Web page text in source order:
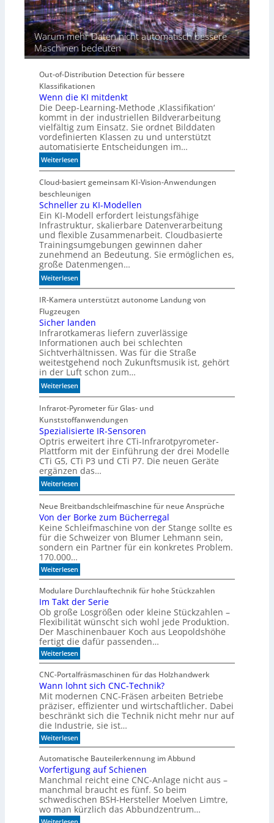
Warum mehr Daten nicht automatisch bessere
Maschinen bedeuten
Out-of-Distribution Detection für bessere
Klassifikationen
Wenn die KI mitdenkt
Die Deep-Learning-Methode ‚Klassifikation‘
kommt in der industriellen Bildverarbeitung
vielfältig zum Einsatz. Sie ordnet Bilddaten
vordefinierten Klassen zu und unterstützt
automatisierte Entscheidungen im…
Weiterlesen:
W
e
n
n
d
i
e
K
I
m
i
t
d
e
n
k
t
Cloud-basiert gemeinsam KI-Vision-Anwendungen
beschleunigen
Schneller zu KI-Modellen
Ein KI-Modell erfordert leistungsfähige
Infrastruktur, skalierbare Datenverarbeitung
und flexible Zusammenarbeit. Cloudbasierte
Trainingsumgebungen gewinnen daher
zunehmend an Bedeutung. Sie ermöglichen es,
große Datenmengen…
Weiterlesen:
S
c
h
n
e
l
l
e
r
z
u
K
I
-
M
o
d
e
l
l
e
n
IR-Kamera unterstützt autonome Landung von
Flugzeugen
Sicher landen
Infrarotkameras liefern zuverlässige
Informationen auch bei schlechten
Sichtverhältnissen. Was für die Straße
weitestgehend noch Zukunftsmusik ist, gehört
in der Luft schon zum…
Weiterlesen:
S
i
c
h
e
r
l
a
n
d
e
n
Infrarot-Pyrometer für Glas- und
Kunststoffanwendungen
Spezialisierte IR-Sensoren
Optris erweitert ihre CTi-Infrarotpyrometer-
Plattform mit der Einführung der drei Modelle
CTi G5, CTi P3 und CTi P7. Die neuen Geräte
ergänzen das…
Weiterlesen:
S
p
e
z
a
i
s
i
e
t
e
I
R
-
e
n
s
o
r
e
n
Neue Breitbandschleifmaschine für neue Ansprüche
Von der Borke zum Bücherregal
Keine Schleifmaschine von der Stange sollte es
für die Schweizer von Blumer Lehmann sein,
sondern ein Partner für ein konkretes Problem.
170.000…
Weiterlesen:
V
n
d
e
r
B
o
r
k
e
z
u
m
B
ü
c
h
e
r
r
e
a
l
Modulare Durchlauftechnik für hohe Stückzahlen
Im Takt der Serie
Ob große Losgrößen oder kleine Stückzahlen –
Flexibilität wünscht sich wohl jede Produktion.
Der Maschinenbauer Koch aus Leopoldshöhe
fertigt die dafür passenden…
Weiterlesen:
I
m
T
a
k
t
d
e
r
S
e
r
i
e
CNC-Portalfräsmaschinen für das Holzhandwerk
Wann lohnt sich CNC-Technik?
Mit modernen CNC-Fräsen arbeiten Betriebe
präziser, effizienter und wirtschaftlicher. Dabei
beschränkt sich die Technik nicht mehr nur auf
die Industrie, sie ist…
Weiterlesen:
W
a
n
n
l
o
h
n
t
Automatische Bauteilerkennung im Abbund
Vorfertigung auf Schienen
Manchmal reicht eine CNC-Anlage nicht aus –
manchmal braucht es fünf. So beim
schwedischen BSH-Hersteller Moelven Limtre,
wo man kürzlich das Abbundzentrum…
: